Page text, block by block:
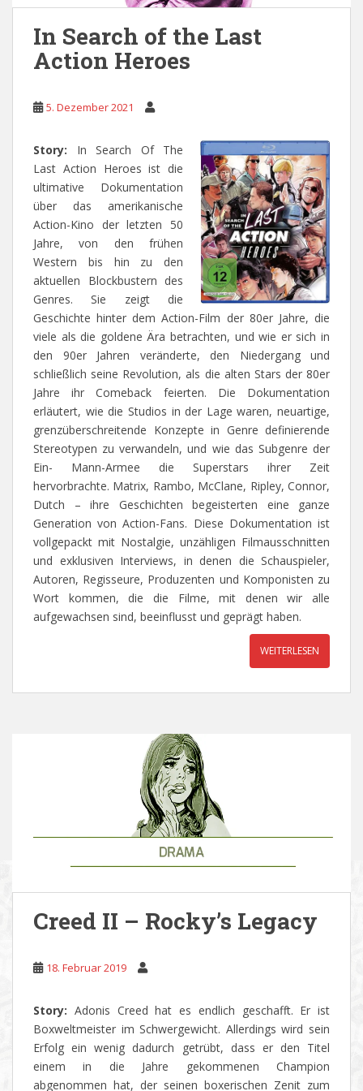
In Search of the Last
Action Heroes
5. Dezember 2021
Story: In Search Of The
Last Action Heroes ist die
ultimative Dokumentation
über das amerikanische
Action-Kino der letzten 50
Jahre, von den frühen
Western bis hin zu den
aktuellen Blockbustern des
Genres. Sie zeigt die
Geschichte hinter dem Action-Film der 80er Jahre, die
viele als die goldene Ära betrachten, und wie er sich in
den 90er Jahren veränderte, den Niedergang und
schließlich seine Revolution, als die alten Stars der 80er
Jahre ihr Comeback feierten. Die Dokumentation
erläutert, wie die Studios in der Lage waren, neuartige,
grenzüberschreitende Konzepte in Genre definierende
Stereotypen zu verwandeln, und wie das Subgenre der
Ein- Mann-Armee die Superstars ihrer Zeit
hervorbrachte. Matrix, Rambo, McClane, Ripley, Connor,
Dutch – ihre Geschichten begeisterten eine ganze
Generation von Action-Fans. Diese Dokumentation ist
vollgepackt mit Nostalgie, unzähligen Filmausschnitten
und exklusiven Interviews, in denen die Schauspieler,
Autoren, Regisseure, Produzenten und Komponisten zu
Wort kommen, die die Filme, mit denen wir alle
aufgewachsen sind, beeinflusst und geprägt haben.
WEITERLESEN
Creed II – Rocky’s Legacy
18. Februar 2019
Story: Adonis Creed hat es endlich geschafft. Er ist
Boxweltmeister im Schwergewicht. Allerdings wird sein
Erfolg ein wenig dadurch getrübt, dass er den Titel
einem in die Jahre gekommenen Champion
abgenommen hat, der seinen boxerischen Zenit zum